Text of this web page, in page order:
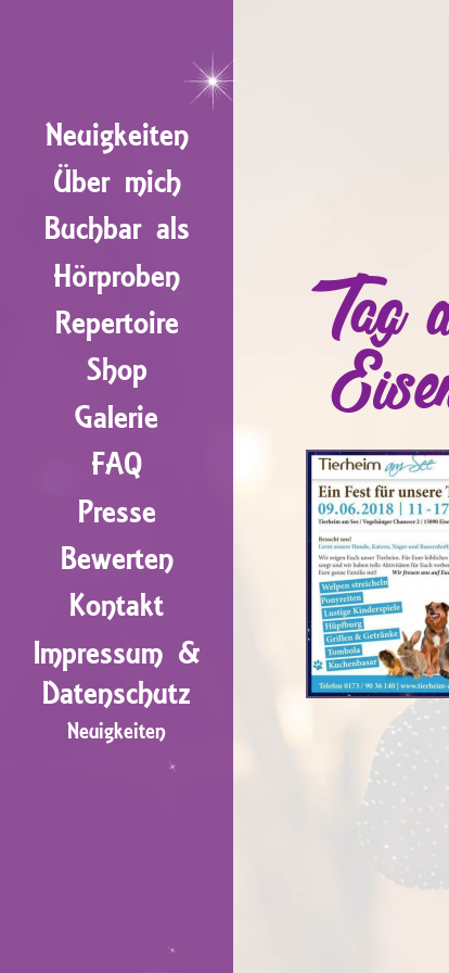
Neuigkeiten
Über mich
Buchbar als
Hörproben
Repertoire
Shop
Galerie
FAQ
Presse
Bewerten
Kontakt
Impressum &
Datenschutz
Neuigkeiten
Tag